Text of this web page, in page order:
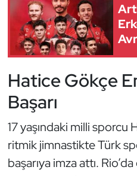
Hatice Gökçe
Başarı
17 yaşındaki milli sporcu
ritmik jimnastikte Türk
başarıya imza attı.
Dövüş Sanatı
E-Spor
Eskrim
Futbol
Futsal